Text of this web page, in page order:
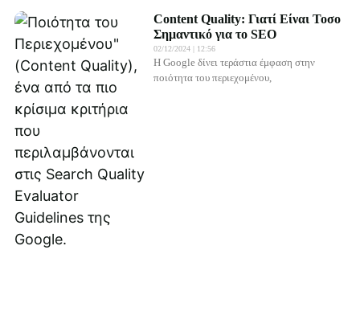
Content Quality: Γιατί Είναι Τοσο
Σημαντικό για το SEO
02/12/2024 12:56
Η Google δίνει τεράστια έμφαση στην
ποιότητα του περιεχομένου,